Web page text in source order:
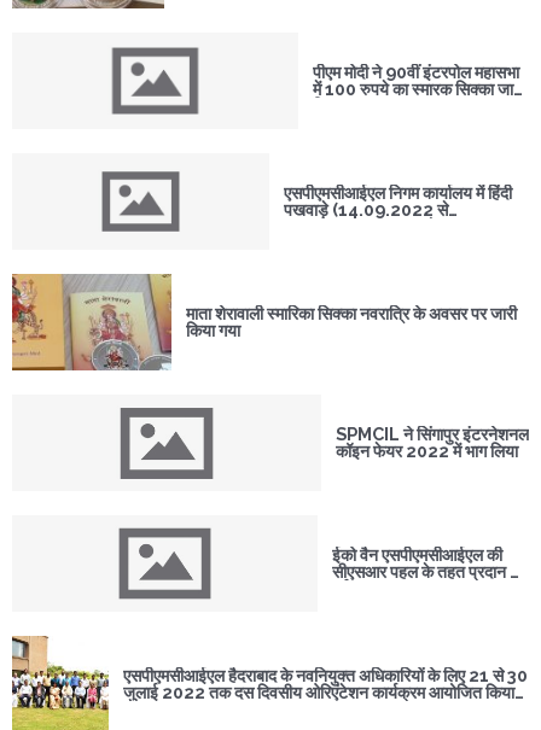
पीएम मोदी ने 90वीं इंटरपोल महासभा
में 100 रुपये का स्मारक सिक्का जारी
एसपीएमसीआईएल निगम कार्यालय में हिंदी
पखवाड़े (14.09.2022 से
माता शेरावाली स्मारिका सिक्का नवरात्रि के अवसर पर जारी
किया गया
SPMCIL ने सिंगापुर इंटरनेशनल
कॉइन फेयर 2022 में भाग लिया
ईको वैन एसपीएमसीआईएल की
सीएसआर पहल के तहत प्रदान की
एसपीएमसीआईएल हैदराबाद के नवनियुक्त अधिकारियों के लिए 21 से 30
जुलाई 2022 तक दस दिवसीय ओरिएंटेशन कार्यक्रम आयोजित किया